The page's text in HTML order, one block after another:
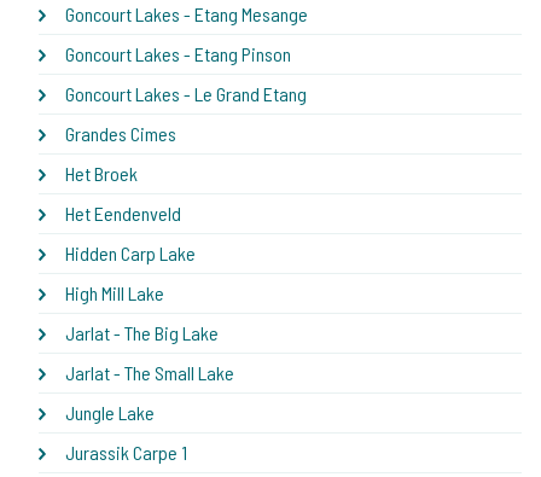
Goncourt Lakes - Etang Mesange
Goncourt Lakes - Etang Pinson
Goncourt Lakes - Le Grand Etang
Grandes Cimes
Het Broek
Het Eendenveld
Hidden Carp Lake
High Mill Lake
Jarlat - The Big Lake
Jarlat - The Small Lake
Jungle Lake
Jurassik Carpe 1